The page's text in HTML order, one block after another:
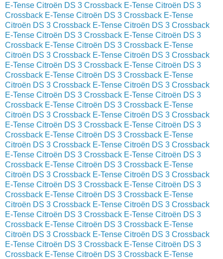
E-Tense Citroën DS 3 Crossback E-Tense Citroën DS 3
Crossback E-Tense Citroën DS 3 Crossback E-Tense
Citroën DS 3 Crossback E-Tense Citroën DS 3 Crossback
E-Tense Citroën DS 3 Crossback E-Tense Citroën DS 3
Crossback E-Tense Citroën DS 3 Crossback E-Tense
Citroën DS 3 Crossback E-Tense Citroën DS 3 Crossback
E-Tense Citroën DS 3 Crossback E-Tense Citroën DS 3
Crossback E-Tense Citroën DS 3 Crossback E-Tense
Citroën DS 3 Crossback E-Tense Citroën DS 3 Crossback
E-Tense Citroën DS 3 Crossback E-Tense Citroën DS 3
Crossback E-Tense Citroën DS 3 Crossback E-Tense
Citroën DS 3 Crossback E-Tense Citroën DS 3 Crossback
E-Tense Citroën DS 3 Crossback E-Tense Citroën DS 3
Crossback E-Tense Citroën DS 3 Crossback E-Tense
Citroën DS 3 Crossback E-Tense Citroën DS 3 Crossback
E-Tense Citroën DS 3 Crossback E-Tense Citroën DS 3
Crossback E-Tense Citroën DS 3 Crossback E-Tense
Citroën DS 3 Crossback E-Tense Citroën DS 3 Crossback
E-Tense Citroën DS 3 Crossback E-Tense Citroën DS 3
Crossback E-Tense Citroën DS 3 Crossback E-Tense
Citroën DS 3 Crossback E-Tense Citroën DS 3 Crossback
E-Tense Citroën DS 3 Crossback E-Tense Citroën DS 3
Crossback E-Tense Citroën DS 3 Crossback E-Tense
Citroën DS 3 Crossback E-Tense Citroën DS 3 Crossback
E-Tense Citroën DS 3 Crossback E-Tense Citroën DS 3
Crossback E-Tense Citroën DS 3 Crossback E-Tense